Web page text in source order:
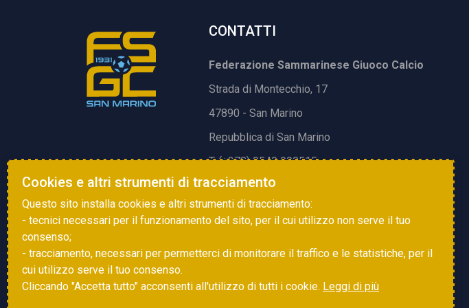
CONTATTI
Federazione Sammarinese Giuoco Calcio
Strada di Montecchio, 17
47890 - San Marino
Repubblica di San Marino
T. (+378) 0549 990515
E.info@fsgc.sm
Cookies e altri strumenti di tracciamento
Questo sito installa cookies e altri strumenti di tracciamento:
- tecnici necessari per il funzionamento del sito, per il cui utilizzo non serve il tuo
consenso;
- tracciamento, necessari per permetterci di monitorare il traffico e le statistiche, per il
cui utilizzo serve il tuo consenso.
Cliccando "Accetta tutto" acconsenti all'utilizzo di tutti i cookie. Leggi di più